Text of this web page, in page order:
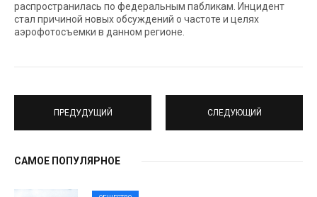
распространилась по федеральным пабликам. Инцидент
стал причиной новых обсуждений о частоте и целях
аэрофотосъемки в данном регионе.
ПРЕДУДУЩИЙ СЛЕДУЮЩИЙ
САМОЕ ПОПУЛЯРНОЕ